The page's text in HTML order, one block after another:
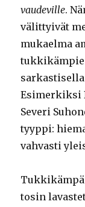
vaudeville.
välittyivät
mukaelma
Esimerkiksi
Severi
tyyppi:
vahvasti
tosin